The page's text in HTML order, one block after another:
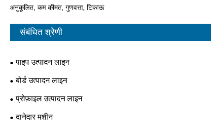
अनुकूलित, कम कीमत, गुणवत्ता, टिकाऊ
संबंधित श्रेणी
पाइप उत्पादन लाइन
बोर्ड उत्पादन लाइन
प्रोफ़ाइल उत्पादन लाइन
दानेदार मशीन